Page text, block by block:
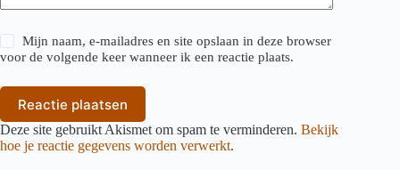
Mijn naam, e-mailadres en site opslaan in deze browser
voor de volgende keer wanneer ik een reactie plaats.
Reactie plaatsen
Deze site gebruikt Akismet om spam te verminderen. Bekijk
hoe je reactie gegevens worden verwerkt.